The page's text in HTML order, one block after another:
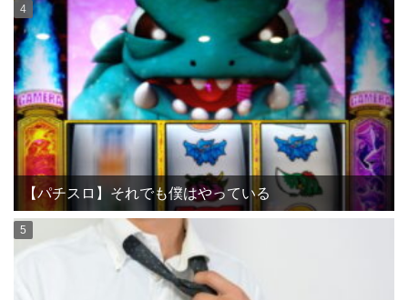
【パチスロ】それでも僕はやっている